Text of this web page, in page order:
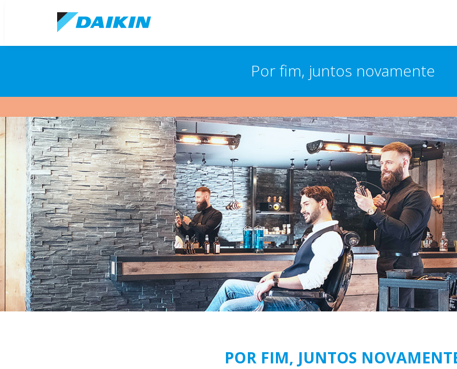
Por fim, juntos novamente
POR FIM, JUNTOS